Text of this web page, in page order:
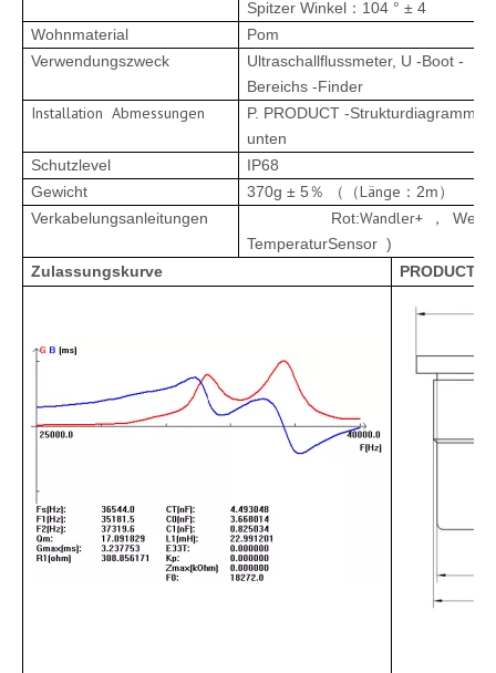
Spitzer Winkel ： 104 ° ± 4
Wohnmaterial
Pom
Verwendungszweck
Ultraschallflussmeter, U -Boot -
Bereichs -Finder
Installation Abmessungen P. PRODUCT -Strukturdiagramm
unten
Schutzlevel
IP68
Gewicht
370g ± 5 ％ （（Länge ： 2m ）
Verkabelungsanleitungen Rot:Wandler+，Weiß:
TemperaturSensor )
Zulassungskurve
PRODUCT